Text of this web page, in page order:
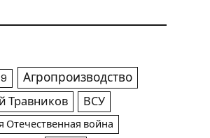
Агропроизводство
Травников ВСУ
Отечественная война